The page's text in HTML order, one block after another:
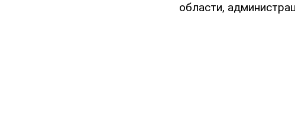
области,